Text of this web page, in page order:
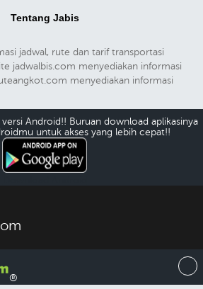
Tentang Jabis
jadwal, rute dan tarif transportasi
jadwalbis.com menyediakan informasi
menyediakan informasi
versi Android!! Buruan download aplikasinya
untuk akses yang lebih cepat!!
®